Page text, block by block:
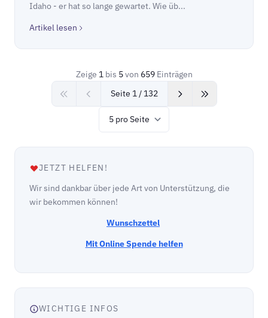
Idaho - er hat so lange gewartet. Wie üb...
Artikel lesen
Zeige 1bis 5von 659Einträgen
Seite 1 / 132
Items per page
JETZT HELFEN!
Wir sind dankbar über jede Art von Unterstützung, die
wir bekommen können!
Wunschzettel
Mit Online Spende helfen
WICHTIGE INFOS